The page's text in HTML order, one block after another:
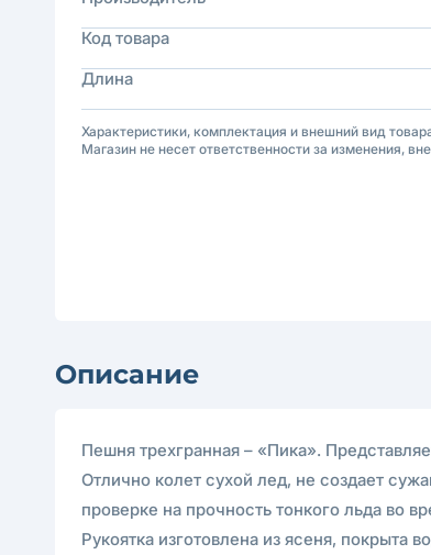
Код товара
Длина
Характеристики, комплектация и внешний вид
Магазин не несет ответственности за изменения,
Описание
Пешня трехгранная – «Пика».
Отлично колет сухой лед, не создает
проверке на прочность тонкого льда во
Рукоятка изготовлена из ясеня,